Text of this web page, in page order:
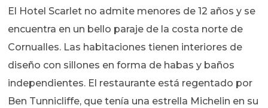
El Hotel Scarlet no admite menores de 12 años y se
encuentra en un bello paraje de la costa norte de
Cornualles. Las habitaciones tienen interiores de
diseño con sillones en forma de habas y baños
independientes. El restaurante está regentado por
Ben Tunnicliffe, que tenía una estrella Michelin en su